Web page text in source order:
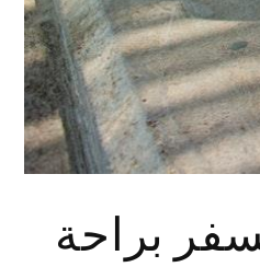
براحة